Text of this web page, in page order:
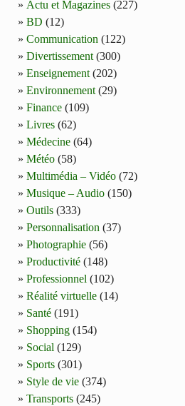
Actu et Magazines (227)
BD (12)
Communication (122)
Divertissement (300)
Enseignement (202)
Environnement (29)
Finance (109)
Livres (62)
Médecine (64)
Météo (58)
Multimédia – Vidéo (72)
Musique – Audio (150)
Outils (333)
Personnalisation (37)
Photographie (56)
Productivité (148)
Professionnel (102)
Réalité virtuelle (14)
Santé (191)
Shopping (154)
Social (129)
Sports (301)
Style de vie (374)
Transports (245)